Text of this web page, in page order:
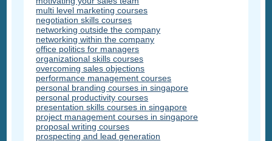
multi level marketing courses
negotiation skills courses
networking outside the company
networking within the company
office politics for managers
organizational skills courses
overcoming sales objections
performance management courses
personal branding courses in singapore
personal productivity courses
presentation skills courses in singapore
project management courses in singapore
proposal writing courses
prospecting and lead generation